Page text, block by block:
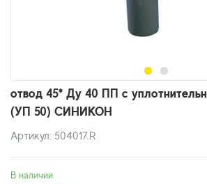
отвод 45* Ду 40 ПП с
(УП 50) СИНИКОН
Артикул: 504017.R
В наличии